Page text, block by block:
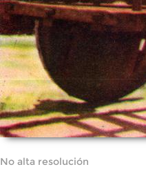
No alta resolución